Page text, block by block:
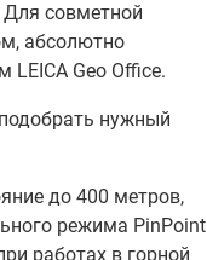
Для совметной
абсолютно
Geo Office.
нужный
до 400 метров,
режима PinPoint
работах в горной